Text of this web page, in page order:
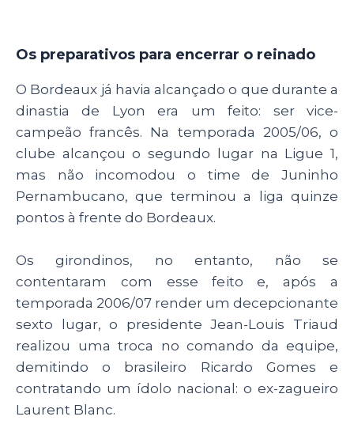
Os preparativos para encerrar o reinado
O Bordeaux já havia alcançado o que durante a
dinastia de Lyon era um feito: ser vice-
campeão francês. Na temporada 2005/06, o
clube alcançou o segundo lugar na Ligue 1,
mas não incomodou o time de Juninho
Pernambucano, que terminou a liga quinze
pontos à frente do Bordeaux.
Os girondinos, no entanto, não se
contentaram com esse feito e, após a
temporada 2006/07 render um decepcionante
sexto lugar, o presidente Jean-Louis Triaud
realizou uma troca no comando da equipe,
demitindo o brasileiro Ricardo Gomes e
contratando um ídolo nacional: o ex-zagueiro
Laurent Blanc.